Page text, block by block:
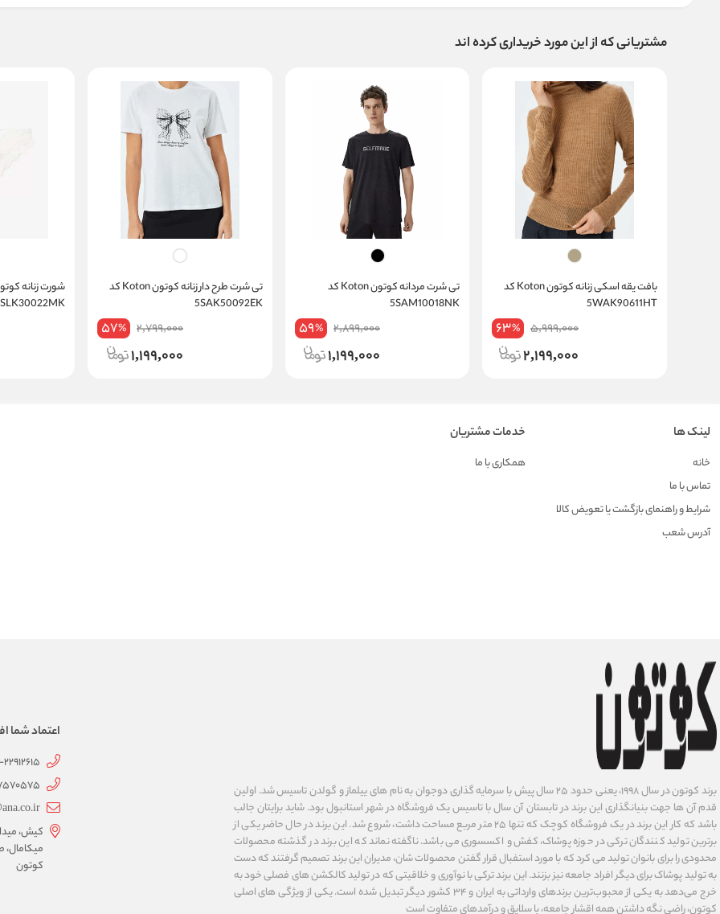
مشتریانی که از این مورد خریداری کرده اند
بافت یقه اسکی زنانه کوتون Koton کد
5WAK90611HT
5,999,000
63%
2,199,000
تی شرت مردانه کوتون Koton کد
5SAM10018NK
2,899,000
59%
1,199,000
تی شرت طرح دار زنانه کوتون Koton کد
5SAK50092EK
2,799,000
57%
1,199,000
5SLK30022MK
لینک ها
خانه
تماس با ما
شرایط و راهنمای بازگشت یا تعویض کالا
آدرس شعب
خدمات مشتریان
همکاری با ما
برند کوتون در سال ۱۹۹۸، یعنی حدود ۲۵ سال پیش با سرمایه گذاری دوجوان به نام های ییلماز و گولدن تاسیس شد. اولین
قدم آن ها جهت بنیانگذاری این برند در تابستان آن سال با تاسیس یک فروشگاه در شهر استانبول بود. شاید برایتان جالب
باشد که کار این برند در یک فروشگاه کوچک که تنها ۲۵ متر مربع مساحت داشت، شروع شد. این برند در حال حاضر یکی از
برترین تولید کنندگان ترکی در حوزه پوشاک، کفش و اکسسوری می باشد. ناگفته نماند که این برند در گذشته محصولات
محدودی را برای بانوان تولید می کرد که با مورد استفبال قرار گفتن محصولات شان، مدیران این برند تصمیم گرفتند که دست
به تولید پوشاک برای دیگر افراد جامعه نیز بزنند. این برند ترکی با نوآوری ‌و خلاقیتی که در تولید کالکشن های فصلی خود به
خرج می‌دهد به یکی از محبوب‌ترین برندهای وارداتی به ایران و ۳۴ کشور دیگر تبدیل شده‌ است. یکی از ویژگی های اصلی
کوتون، راضی نگه داشتن همه اقشار جامعه، با سلایق و درآمدهای متفاوت است
اعتماد شما
22912615
کیش،
کوتون